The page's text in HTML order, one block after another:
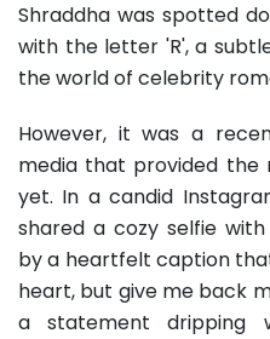
Shraddha was spotted
with the letter 'R', a
the world of celebrity
However, it was a
media that provided the
yet. In a candid
shared a cozy selfie
by a heartfelt caption
heart, but give me back
a statement dripping